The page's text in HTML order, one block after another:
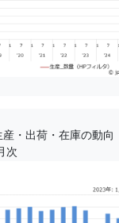
・出荷・在庫の動向
次